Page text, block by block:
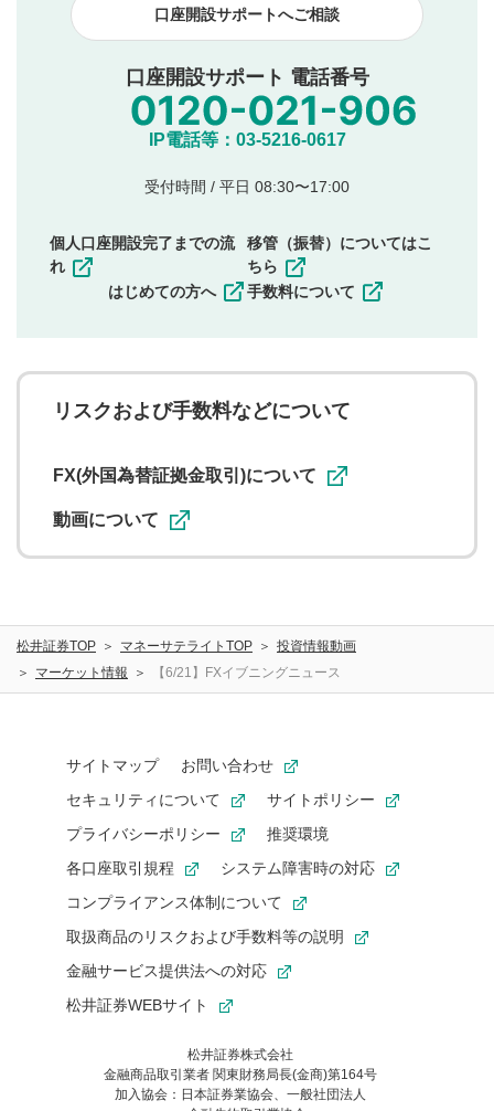
本動画コンテンツとは無関係の内容の投稿
他者への誹謗中傷や差別的表現投稿
公序良俗に反する内容の投稿
氏名、住所、電話番号など個人を特定できる情報の
他のサイトへの誘導や営利目的、広告・宣伝を目
他者の権利（商標、著作権、その他の知的財産
同一内容の多重投稿
その他当社が不適切と判断した投稿
一度投稿した評価およびコメントの変更・削除はできま
ことを承諾したものとします。また、利用者は、コメント
に関する著作者人格権を行使しないことに同意します。利
用者が投稿したコメントは、当社サービスの広告・宣伝、
ることがあります。
口座開設サポートへご相談
口座開設サポート 電話番号
IP電話等：03-5216-0617
受付時間 / 平日 08:30〜17:00
個人口座開設完了までの流
れ
はじめての方へ
移管（振替）についてはこ
ちら
手数料について
リスクおよび手数料などについて
FX(外国為替証拠金取引)について
動画について
松井証券TOP マネーサテライトTOP
投資情報動画
マーケット情報
【6/21】FXイブニングニュース
サイトマップ
お問い合わせ
セキュリティについて
サイトポリシー
プライバシーポリシー
推奨環境
各口座取引規程
システム障害時の対応
コンプライアンス体制について
取扱商品のリスクおよび手数料等の説明
金融サービス提供法への対応
松井証券WEBサイト
松井証券株式会社
金融商品取引業者 関東財務局長(金商)第164号
加入協会：日本証券業協会、一般社団法人
お気に入り機能は松井証券の会員限定の機能です。
お気に入り登録いただくと、後からいつでもお気に入りのコンテ